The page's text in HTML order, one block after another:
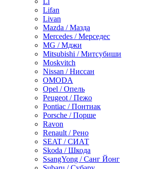
Lifan
Livan
Mazda / Мазда
Mercedes / Мерседес
MG / Мджи
Mitsubishi / Митсубиши
Moskvitch
Nissan / Ниссан
OMODA
Opel / Опель
Peugeot / Пежо
Pontiac / Понтиак
Porsche / Порше
Ravon
Renault / Рено
SEAT / СИАТ
Skoda / Шкода
SsangYong / Санг Йонг